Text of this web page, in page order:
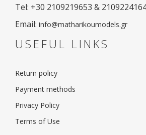
Tel: +30 2109219653 &
Email: info@matharikoumodels.gr
USEFUL LINKS
Return policy
Payment methods
Privacy Policy
Terms of Use